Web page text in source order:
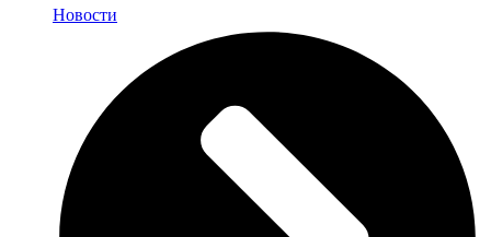
Новости